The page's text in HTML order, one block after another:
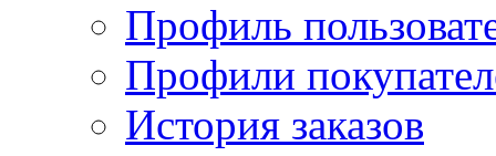
Профиль
Профили
История заказов